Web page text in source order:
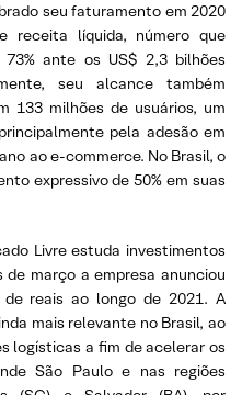
seu faturamento em 2020
receita líquida, número que
ante os US$ 2,3 bilhões
seu alcance também
133 milhões de usuários, um
pela adesão em
ao e-commerce. No Brasil, o
expressivo de 50% em suas
Livre estuda investimentos
de março a empresa anunciou
reais ao longo de 2021. A
mais relevante no Brasil, ao
logísticas a fim de acelerar os
São Paulo e nas regiões